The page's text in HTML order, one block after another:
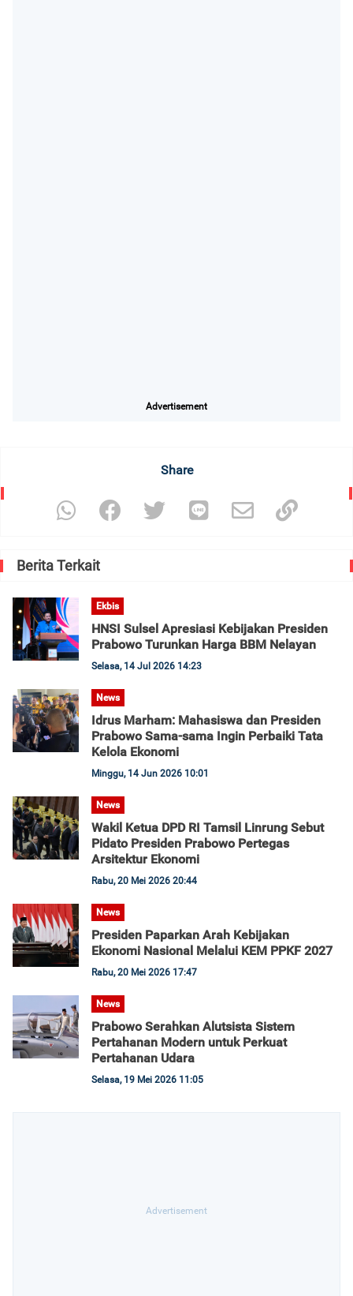
Advertisement
Share
Berita Terkait
Ekbis
HNSI Sulsel Apresiasi Kebijakan Presiden
Prabowo Turunkan Harga BBM Nelayan
Selasa, 14 Jul 2026 14:23
News
Idrus Marham: Mahasiswa dan Presiden
Prabowo Sama-sama Ingin Perbaiki Tata
Kelola Ekonomi
Minggu, 14 Jun 2026 10:01
News
Wakil Ketua DPD RI Tamsil Linrung Sebut
Pidato Presiden Prabowo Pertegas
Arsitektur Ekonomi
Rabu, 20 Mei 2026 20:44
News
Presiden Paparkan Arah Kebijakan
Ekonomi Nasional Melalui KEM PPKF 2027
Rabu, 20 Mei 2026 17:47
News
Prabowo Serahkan Alutsista Sistem
Pertahanan Modern untuk Perkuat
Pertahanan Udara
Selasa, 19 Mei 2026 11:05